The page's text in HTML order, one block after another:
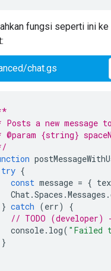
fungsi seperti ini
chat.gs
Posts a new
@param {string}
try {
const message = {
Chat.Spaces .Messages .
} catch (err)
{
// TODO (developer)
console. log( "Failed
}